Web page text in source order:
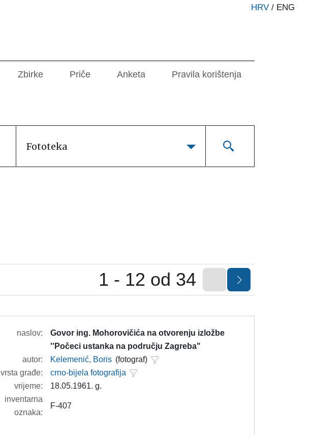
HRV / ENG
Zbirke Priče Anketa Pravila korištenja
Fototeka
1 - 12 od 34
naslov:
Govor ing. Mohorovičića na otvorenju izložbe
''Počeci ustanka na području Zagreba"
autor:
Kelemenić, Boris (fotograf)
vrsta građe:
crno-bijela fotografija
vrijeme:
18.05.1961. g.
inventarna
oznaka:
F-407